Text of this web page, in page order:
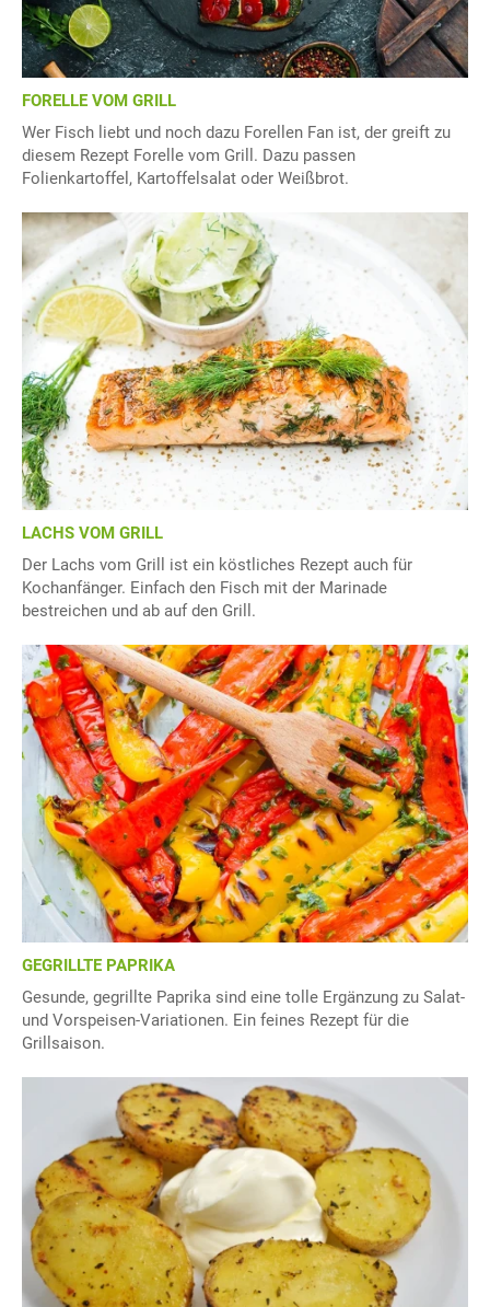
FORELLE VOM GRILL
Wer Fisch liebt und noch dazu Forellen Fan ist, der greift zu
diesem Rezept Forelle vom Grill. Dazu passen
Folienkartoffel, Kartoffelsalat oder Weißbrot.
LACHS VOM GRILL
Der Lachs vom Grill ist ein köstliches Rezept auch für
Kochanfänger. Einfach den Fisch mit der Marinade
bestreichen und ab auf den Grill.
GEGRILLTE PAPRIKA
Gesunde, gegrillte Paprika sind eine tolle Ergänzung zu Salat-
und Vorspeisen-Variationen. Ein feines Rezept für die
Grillsaison.